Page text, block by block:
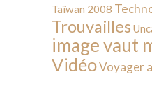
Taïwan 2008
Trouvailles
image vaut
VidéoVoyager